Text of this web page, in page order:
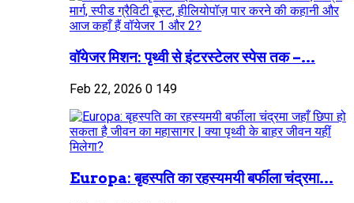
वॉयेजर मिशन: पृथ्वी से इंटरस्टेलर स्पेस तक –...
Feb 22, 2026 0 149
Europa: बृहस्पति का रहस्यमयी बर्फीला चंद्रमा...